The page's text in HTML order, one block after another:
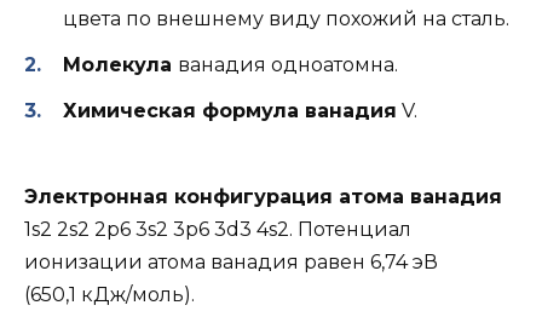
цвета по внешнему виду похожий на сталь.
Молекула ванадия одноатомна.
Химическая формула ванадия V.
Электронная конфигурация атома ванадия
1s2 2s2 2p6 3s2 3p6 3d3 4s2. Потенциал
ионизации атома ванадия равен 6,74 эВ
(650,1 кДж/моль).